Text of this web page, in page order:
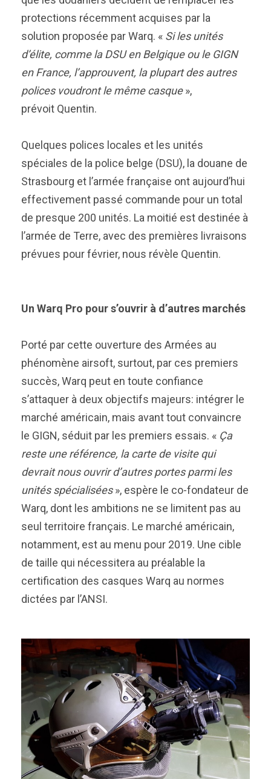
protections récemment acquises par la
solution proposée par Warq. « Si les unités
d’élite, comme la DSU en Belgique ou le GIGN
en France, l’approuvent, la plupart des autres
polices voudront le même casque»,
prévoit Quentin.
Quelques polices locales et les unités
spéciales de la police belge (DSU), la douane de
Strasbourg et l’armée française ont aujourd’hui
effectivement passé commande pour un total
de presque 200 unités. La moitié est destinée à
l’armée de Terre, avec des premières livraisons
prévues pour février, nous révèle Quentin.
Un Warq Pro pour s’ouvrir à d’autres marchés
Porté par cette ouverture des Armées au
phénomène airsoft, surtout, par ces premiers
succès, Warq peut en toute confiance
s’attaquer à deux objectifs majeurs: intégrer le
marché américain, mais avant tout convaincre
le GIGN, séduit par les premiers essais. « Ça
reste une référence, la carte de visite qui
devrait nous ouvrir d’autres portes parmi les
unités spécialisées», espère le co-fondateur de
Warq, dont les ambitions ne se limitent pas au
seul territoire français. Le marché américain,
notamment, est au menu pour 2019. Une cible
de taille qui nécessitera au préalable la
certification des casques Warq au normes
dictées par l’ANSI.